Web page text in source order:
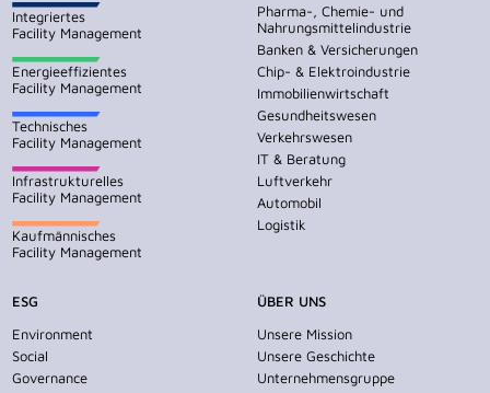
Integriertes
Facility Management
Energieeffizientes
Facility Management
Technisches
Facility Management
Infrastrukturelles
Facility Management
Kaufmännisches
Facility Management
Pharma-, Chemie- und
Nahrungsmittelindustrie
Banken & Versicherungen
Chip- & Elektroindustrie
Immobilienwirtschaft
Gesundheitswesen
Verkehrswesen
IT & Beratung
Luftverkehr
Automobil
Logistik
ESG
Environment
Social
Governance
ÜBER UNS
Unsere Mission
Unsere Geschichte
Unternehmensgruppe